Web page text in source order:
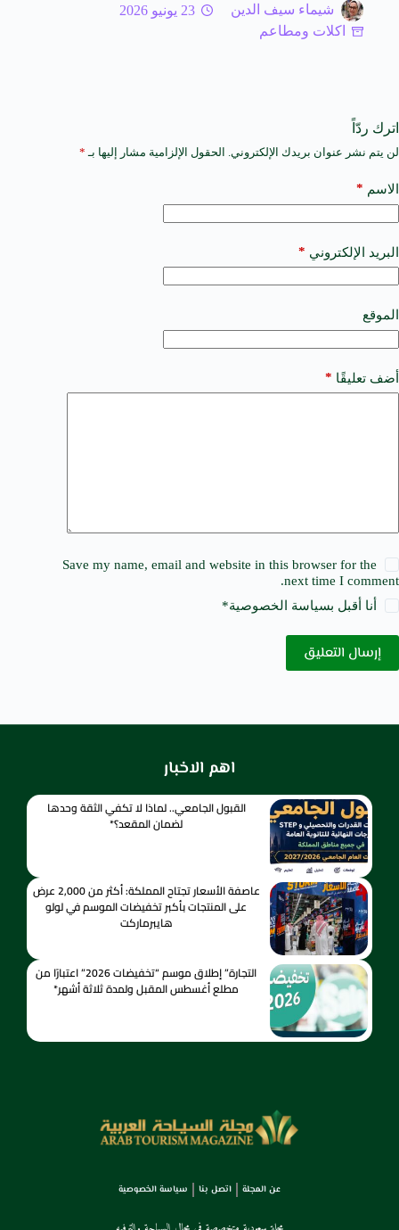
شيماء سيف الدين
23 يونيو 2026
اكلات ومطاعم
اترك ردّاً
لن يتم نشر عنوان بريدك الإلكتروني. الحقول الإلزامية مشار إليها بـ *
الاسم *
البريد الإلكتروني *
الموقع
أضف تعليقًا *
Save my name, email and website in this browser for the
next time I comment.
أنا أقبل بسياسة الخصوصية*
إرسال التعليق
A
t
e
a
t
i
e
:
اهم الاخبار
القبول الجامعي.. لماذا لا تكفي الثقة وحدها
لضمان المقعد؟*
عاصفة الأسعار تجتاح المملكة: أكثر من 2,000 عرض
على المنتجات بأكبر تخفيضات الموسم في لولو
هايبرماركت
التجارة” إطلاق موسم “تخفيضات 2026” اعتبارًا من
مطلع أغسطس المقبل ولمدة ثلاثة أشهر*
عن المجلة اتصل بنا سياسة الخصوصية